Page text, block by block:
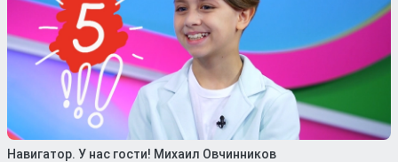
Навигатор. У нас гости! Михаил Овчинников